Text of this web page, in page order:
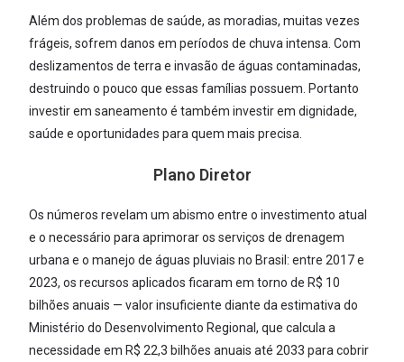
Além dos problemas de saúde, as moradias, muitas vezes
frágeis, sofrem danos em períodos de chuva intensa. Com
deslizamentos de terra e invasão de águas contaminadas,
destruindo o pouco que essas famílias possuem. Portanto
investir em saneamento é também investir em dignidade,
saúde e oportunidades para quem mais precisa.
Plano Diretor
Os números revelam um abismo entre o investimento atual
e o necessário para aprimorar os serviços de drenagem
urbana e o manejo de águas pluviais no Brasil: entre 2017 e
2023, os recursos aplicados ficaram em torno de R$ 10
bilhões anuais — valor insuficiente diante da estimativa do
Ministério do Desenvolvimento Regional, que calcula a
necessidade em R$ 22,3 bilhões anuais até 2033 para cobrir